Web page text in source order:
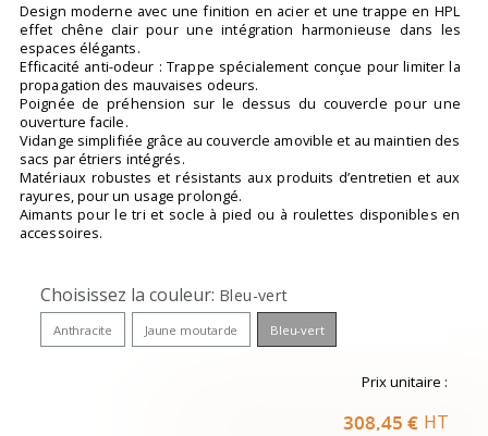
Design moderne avec une finition en acier et une trappe en HPL
effet chêne clair pour une intégration harmonieuse dans les
espaces élégants.
Efficacité anti-odeur : Trappe spécialement conçue pour limiter la
propagation des mauvaises odeurs.
Poignée de préhension sur le dessus du couvercle pour une
ouverture facile.
Vidange simplifiée grâce au couvercle amovible et au maintien des
sacs par étriers intégrés.
Matériaux robustes et résistants aux produits d’entretien et aux
rayures, pour un usage prolongé.
Aimants pour le tri et socle à pied ou à roulettes disponibles en
accessoires.
Choisissez la couleur Bleu-vert
Anthracite Jaune moutarde Bleu-vert
Prix unitaire :
308,45 € HT